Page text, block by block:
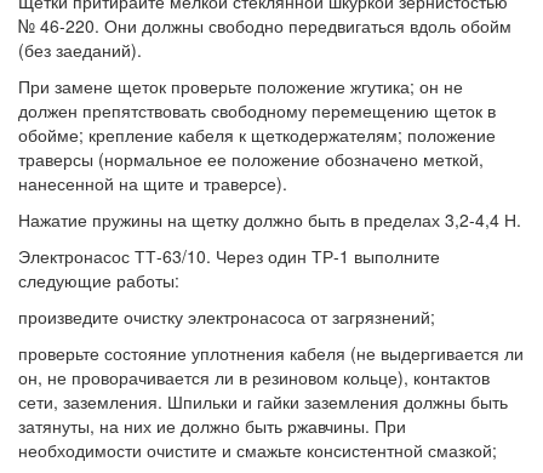
№ 46-220. Они должны свободно передвигаться вдоль обойм
(без заеданий).
При замене щеток проверьте положение жгутика; он не
должен препятствовать свободному перемещению щеток в
обойме; крепление кабеля к щеткодержателям; положение
траверсы (нормальное ее положение обозначено меткой,
нанесенной на щите и траверсе).
Нажатие пружины на щетку должно быть в пределах 3,2-4,4 Н.
Электронасос ТТ-63/10. Через один ТР-1 выполните
следующие работы:
произведите очистку электронасоса от загрязнений;
проверьте состояние уплотнения кабеля (не выдергивается ли
он, не проворачивается ли в резиновом кольце), контактов
сети, заземления. Шпильки и гайки заземления должны быть
затянуты, на них ие должно быть ржавчины. При
необходимости очистите и смажьте консистентной смазкой;